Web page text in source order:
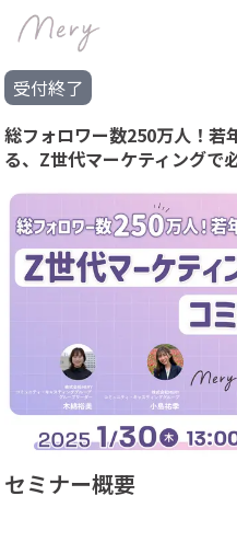
受付終了
総フォロワー数250万人！若
る、Z世代マーケティングで
セミナー概要